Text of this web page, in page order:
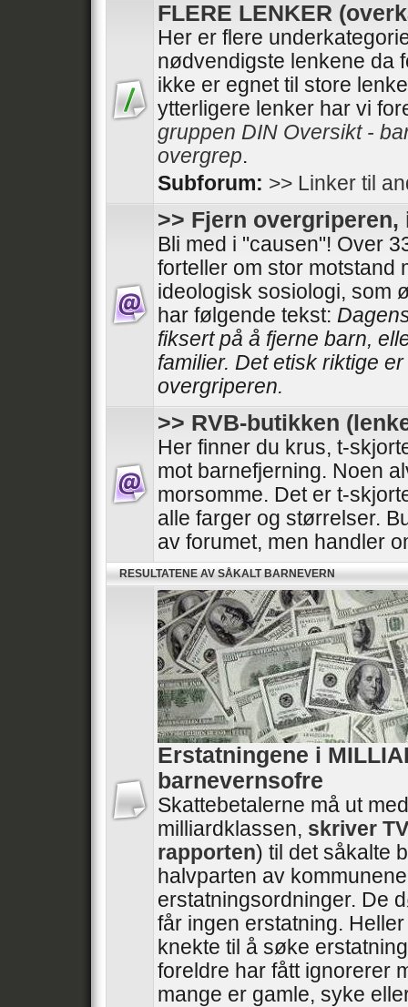
FLERE LENKER
Her er flere
nødvendigste lenkene da
ikke er egnet til store
ytterligere lenker har vi
gruppen DIN Oversikt -
overgrep.
Subforum: >> Linker til
>> Fjern
Bli med i "causen"! Over
forteller om stor motstand
ideologisk sosiologi, som
har følgende tekst:
fiksert på å fjerne barn,
familier. Det etisk riktige
overgriperen.
>> RVB-butikken
Her finner du krus, t-
mot barnefjerning. Noen
morsomme. Det er t-
alle farger og størrelser.
av forumet, men handler
RESULTATENE AV SÅKALT BARNEVERN
Erstatningene i
barnevernsofre
Skattebetalerne må ut
milliardklassen, skriver
rapporten) til det såkalte
halvparten av
erstatningsordninger. De
får ingen erstatning.
knekte til å søke
foreldre har fått ignorerer
mange er gamle, syke